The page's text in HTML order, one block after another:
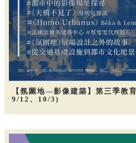
【氛圍地—影像建築】第三季教
9/12、10/3)